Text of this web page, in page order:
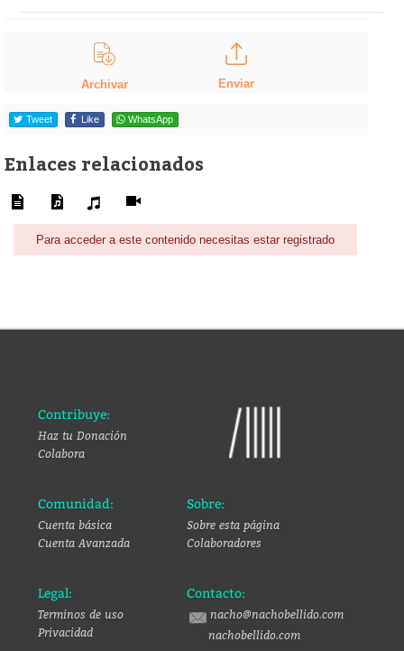
Archivar Enviar
Tweet Like WhatsApp
Enlaces relacionados
Para acceder a este contenido necesitas estar registrado
Contribuye:
Haz tu Donación
Colabora
Comunidad:
Cuenta básica
Cuenta Avanzada
Sobre:
Sobre esta página
Colaboradores
Legal:
Terminos de uso
Privacidad
Contacto:
nacho@nachobellido.com
nachobellido.com